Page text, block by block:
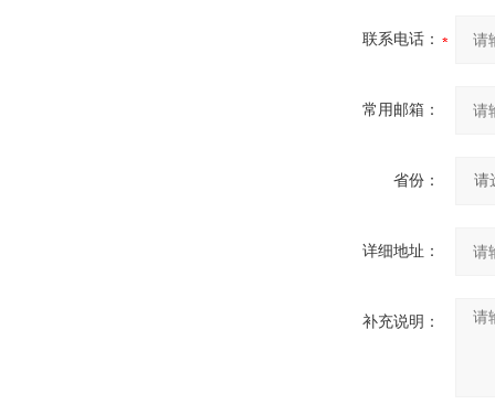
联系电话：
常用邮箱：
省份：
详细地址：
补充说明：